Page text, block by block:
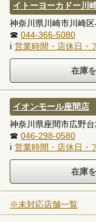
イトーヨーカドー川
神奈川県川崎市川崎
☎ 044-366-5080
ℹ 営業時間・店休日・
イオンモール座間店
神奈川県座間市広野
☎ 046-298-0580
ℹ 営業時間・店休日・
※未対応店舗一覧